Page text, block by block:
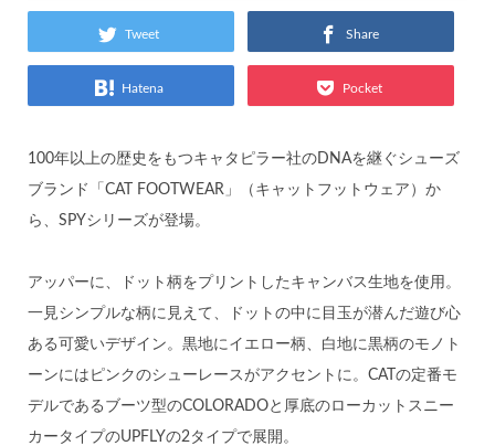
Tweet Share
Hatena Pocket
100年以上の歴史をもつキャタピラー社のDNAを継ぐシューズ
ブランド「CAT FOOTWEAR」（キャットフットウェア）か
ら、SPYシリーズが登場。
アッパーに、ドット柄をプリントしたキャンバス生地を使用。
一見シンプルな柄に見えて、ドットの中に目玉が潜んだ遊び心
ある可愛いデザイン。黒地にイエロー柄、白地に黒柄のモノト
ーンにはピンクのシューレースがアクセントに。CATの定番モ
デルであるブーツ型のCOLORADOと厚底のローカットスニー
カータイプのUPFLYの2タイプで展開。